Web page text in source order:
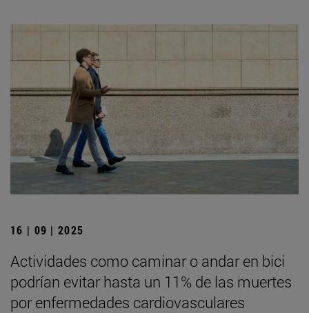
16 | 09 | 2025
Actividades como caminar o andar en bici
podrían evitar hasta un 11% de las muertes
por enfermedades cardiovasculares